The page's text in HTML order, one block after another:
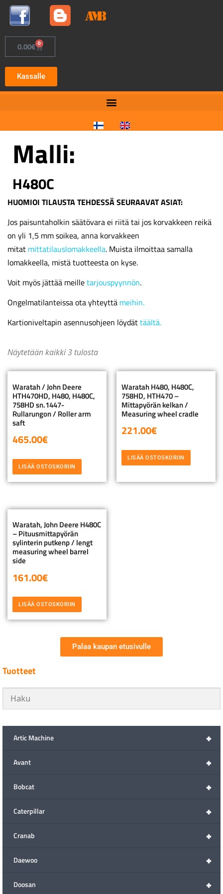
0.00€ 0
Kassalle
Malli:
H480C
HUOMIOI TILAUSTA TEHDESSÄ SEURAAVAT ASIAT:
Jos paisuntaholkin säätövara ei riitä tai jos korvakkeen reikä
on yli 1,5 mm soikea, anna korvakkeen
mitat mittatilauslomakkeella. Muista ilmoittaa samalla
lomakkeella, mistä tuotteesta on kyse.
Voit myös jättää meilletarjouspyynnön.
Ongelmatilanteissa ota yhteyttä meihin.
Kartioniveltapin asennusohjeen löydättäältä.
Näytetään kaikki 3 tulosta
Waratah / John Deere
HTH470HD, H480, H480C,
758HD sn.1447-
Rullarungon / Roller arm
saft
465.00€
LISÄÄ OSTOSKORIIN
Waratah H480, H480C,
758HD, HTH470 –
Mittapyörän kelkan /
Measuring wheel cradle
221.00€
LISÄÄ OSTOSKORIIN
Waratah, John Deere H480C
– Pituusmittapyörän
sylinterin putkenp / lengt
measuring wheel barrel
side
161.00€
LISÄÄ OSTOSKORIIN
Palaa kaupan etusivulle
Tuotteet
+
Artic Machine
+
Avant
+
Bobcat
+
Caterpillar
+
Cranab
+
Daewoo
+
Doosan